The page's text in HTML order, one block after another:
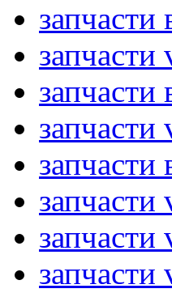
запчасти
запчасти
запчасти